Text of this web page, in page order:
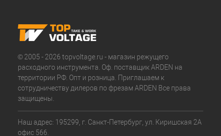
© 2005 - 2026 topvoltage.ru - магазин режущего
расходного инструмента. Оф. поставщик ARDEN на
территории РФ. Опт и розница. Приглашаем к
сотрудничеству дилеров по фрезам ARDEN Все права
защищены.
Наш адрес: 195299, г. Санкт-Петербург, ул. Киришская 2А
офис 566.